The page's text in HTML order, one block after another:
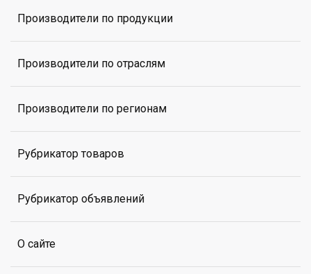
Производители по продукции
Производители по отраслям
Производители по регионам
Рубрикатор товаров
Рубрикатор объявлений
О сайте